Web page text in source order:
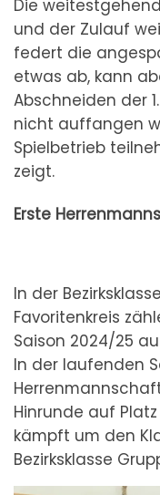
Die
und der Zulauf
federt die
etwas ab, kann
Abschneiden der
nicht auffangen
Spielbetrieb
zeigt.
Erste
In der
Favoritenkreis
Saison 2024/25
In der laufenden
Hinrunde auf
kämpft um den
Bezirksklasse